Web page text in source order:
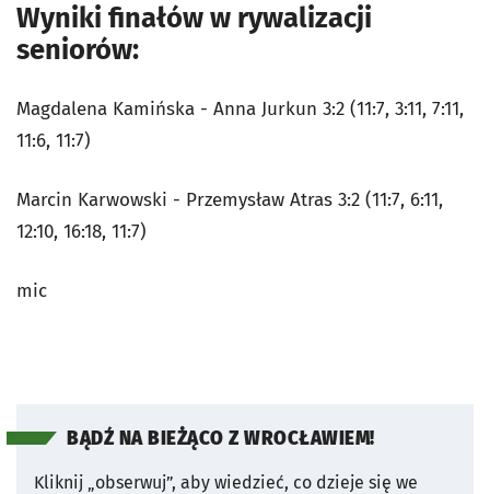
Wyniki finałów w rywalizacji
seniorów:
Magdalena Kamińska - Anna Jurkun 3:2 (11:7, 3:11, 7:11,
11:6, 11:7)
Marcin Karwowski - Przemysław Atras 3:2 (11:7, 6:11,
12:10, 16:18, 11:7)
mic
BĄDŹ NA BIEŻĄCO Z WROCŁAWIEM!
Kliknij „obserwuj”, aby wiedzieć, co dzieje się we